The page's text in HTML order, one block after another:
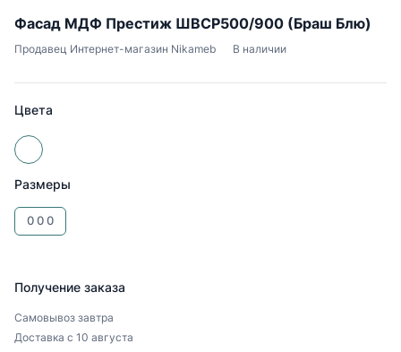
Фасад МДФ Престиж ШВСР500/900 (Браш Блю)
Продавец Интернет-магазин Nikameb В наличии
Цвета
Размеры
000
Получение заказа
Самовывоз завтра
Доставка с 10 августа